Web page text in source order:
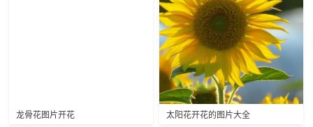
龙骨花图片开花 太阳花开花的图片大全